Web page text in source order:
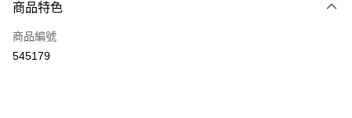
信用卡
Apple Pay
商品特色
商品編號
545179